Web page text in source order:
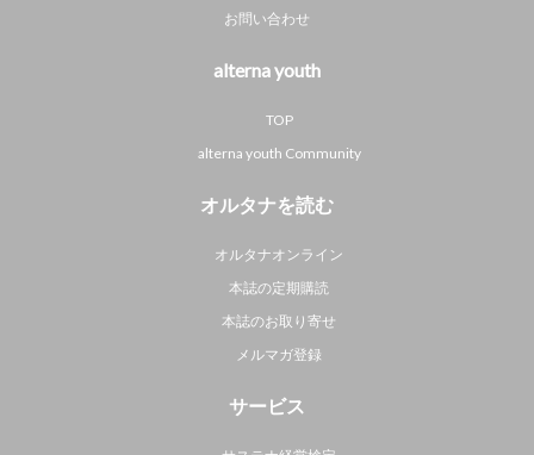
お問い合わせ
alterna youth
TOP
alterna youth Community
オルタナを読む
オルタナオンライン
本誌の定期購読
本誌のお取り寄せ
メルマガ登録
サービス